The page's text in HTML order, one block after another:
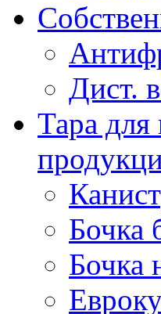
Дист.
Тара для
Бочка
Бочка